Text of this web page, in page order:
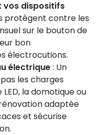
vos dispositifs
protègent contre les
sur le bouton de
bon
électrocutions.
électrique: Un
les charges
la domotique ou
adaptée
et sécurise